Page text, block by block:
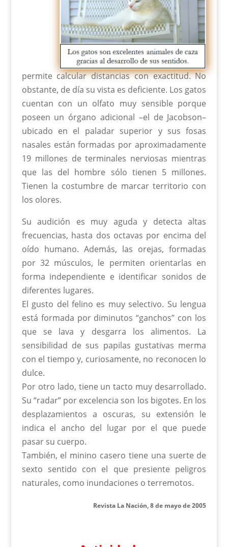
permite calcular distancias con exactitud. No
obstante, de día su vista es deficiente. Los gatos
cuentan con un olfato muy sensible porque
poseen un órgano adicional –el de Jacobson–
ubicado en el paladar superior y sus fosas
nasales están formadas por aproximadamente
19 millones de terminales nerviosas mientras
que las del hombre sólo tienen 5 millones.
Tienen la costumbre de marcar territorio con
los olores.
Su audición es muy aguda y detecta altas
frecuencias, hasta dos octavas por encima del
oído humano. Además, las orejas, formadas
por 32 músculos, le permiten orientarlas en
forma independiente e identificar sonidos de
diferentes lugares.
El gusto del felino es muy selectivo. Su lengua
está formada por diminutos “ganchos” con los
que se lava y desgarra los alimentos. La
sensibilidad de sus papilas gustativas merma
con el tiempo y, curiosamente, no reconocen lo
dulce.
Por otro lado, tiene un tacto muy desarrollado.
Su “radar” por excelencia son los bigotes. En los
desplazamientos a oscuras, su extensión le
indica el ancho del lugar por el que puede
pasar su cuerpo.
También, el minino casero tiene una suerte de
sexto sentido con el que presiente peligros
naturales, como inundaciones o terremotos.
Revista La Nación, 8 de mayo de 2005